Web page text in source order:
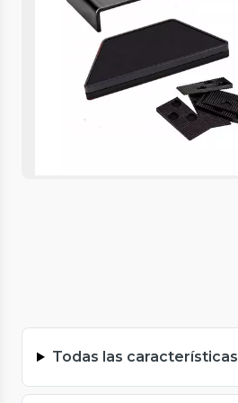
Todas las características